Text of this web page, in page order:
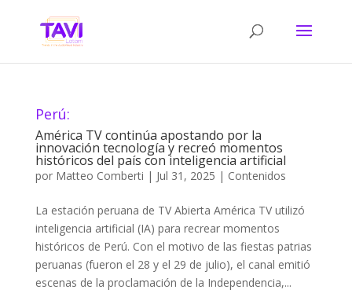
Perú:
América TV continúa apostando por la
innovación tecnología y recreó momentos
históricos del país con inteligencia artificial
por Matteo Comberti | Jul 31, 2025 | Contenidos
La estación peruana de TV Abierta América TV utilizó
inteligencia artificial (IA) para recrear momentos
históricos de Perú. Con el motivo de las fiestas patrias
peruanas (fueron el 28 y el 29 de julio), el canal emitió
escenas de la proclamación de la Independencia,...